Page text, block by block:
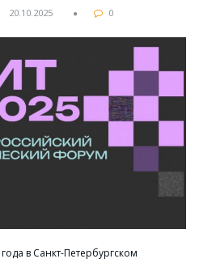
20.10.2025 0
в Санкт-Петербургском